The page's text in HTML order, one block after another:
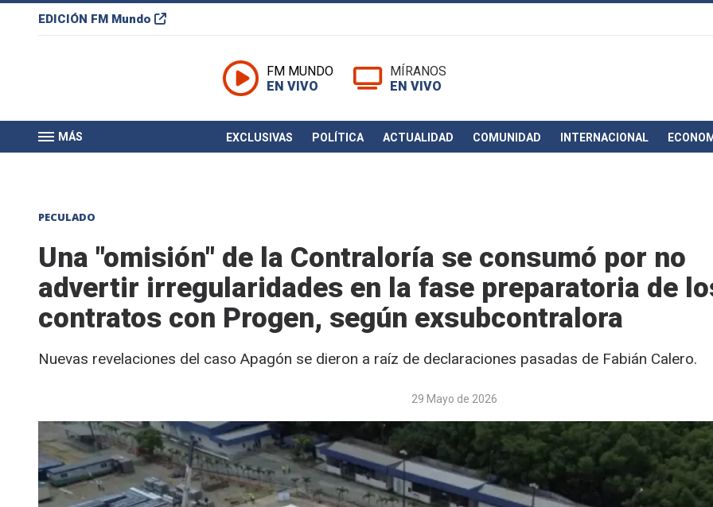
EDICIÓN FM Mundo
FM MUNDO
EN VIVO
MÍRANOS
EN VIVO
MÁS EXCLUSIVAS POLÍTICA ACTUALIDAD COMUNIDAD INTERNACIONAL
PECULADO
Una "omisión" de la Contraloría se consumó por no
advertir irregularidades en la fase preparatoria de
contratos con Progen, según exsubcontralora
Nuevas revelaciones del caso Apagón se dieron a raíz de declaraciones pasadas de Fabián Calero.
29 Mayo de 2026